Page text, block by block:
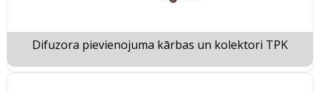
Difuzora pievienojuma kārbas un kolektori TPK